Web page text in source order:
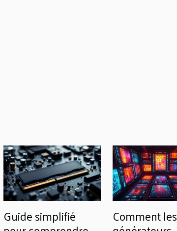
Guide simplifié Comment les